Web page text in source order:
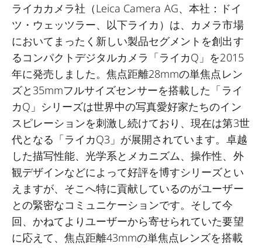
ライカカメラ社（Leica Camera AG、本社：ドイ
ツ・ウェッツラー、以下ライカ）は、カメラ市場
においてまったく新しい製品セグメントを創出す
るコンパクトデジタルカメラ「ライカQ」を2015
年に発売しました。焦点距離28mmの単焦点レン
ズと35mmフルサイズセンサーを搭載した「ライ
カQ」シリーズは世界中の写真愛好家たちのイン
スピレーションを刺激し続けており、現在は第3世
代となる「ライカQ3」が展開されています。卓越
した描写性能、光学系とメカニズム、操作性、外
観デザインなどによって好評を博すシリーズとい
えますが、そこへ特に貢献しているのがユーザー
との緊密なコミュニケーションです。そして今
回、かねてよりユーザーから寄せられていた要望
に応えて、焦点距離43mmの単焦点レンズを搭載